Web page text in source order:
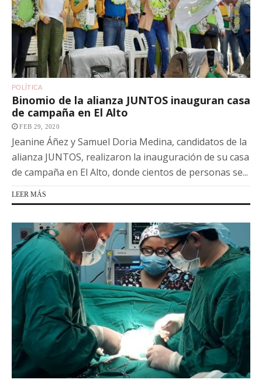
POLÍTICA
Binomio de la alianza JUNTOS inauguran casa
de campaña en El Alto
FEB 29, 2020
Jeanine Áñez y Samuel Doria Medina, candidatos de la
alianza JUNTOS, realizaron la inauguración de su casa
de campaña en El Alto, donde cientos de personas se...
LEER MÁS